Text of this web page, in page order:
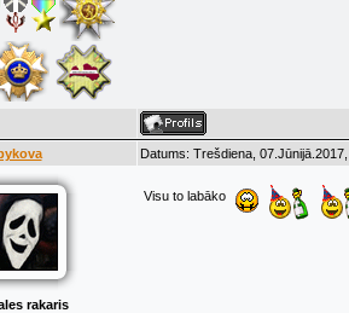
Datums: Trešdiena,
rakaris
Visu to labāko